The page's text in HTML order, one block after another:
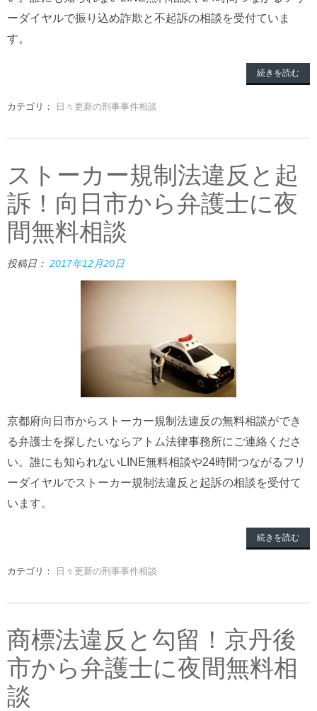
ーダイヤルで振り込め詐欺と不起訴の相談を受付ていま
す。
続きを読む
カテゴリ： 日々更新の刑事事件相談
ストーカー規制法違反と起
訴！向日市から弁護士に夜
間無料相談
投稿日： 2017年12月20日
京都府向日市からストーカー規制法違反の無料相談ができ
る弁護士を探したいならアトム法律事務所にご連絡くださ
い。誰にも知られないLINE無料相談や24時間つながるフリ
ーダイヤルでストーカー規制法違反と起訴の相談を受付て
います。
続きを読む
カテゴリ： 日々更新の刑事事件相談
商標法違反と勾留！京丹後
市から弁護士に夜間無料相
談